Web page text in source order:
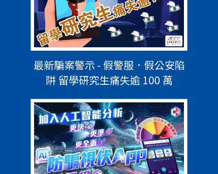
最新騙案警示 - 假警服．假公安陷
阱 留學研究生痛失逾 100 萬